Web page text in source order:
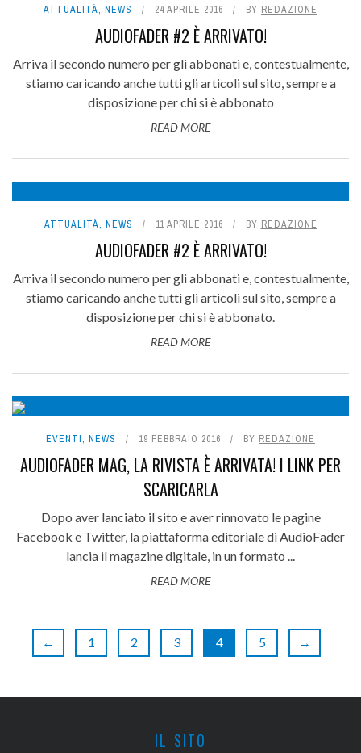
ATTUALITÀ, NEWS 24 APRILE 2016 BY REDAZIONE
AUDIOFADER #2 È ARRIVATO!
Arriva il secondo numero per gli abbonati e, contestualmente,
stiamo caricando anche tutti gli articoli sul sito, sempre a
disposizione per chi si è abbonato
READ MORE
ATTUALITÀ, NEWS 11 APRILE 2016 BY REDAZIONE
AUDIOFADER #2 È ARRIVATO!
Arriva il secondo numero per gli abbonati e, contestualmente,
stiamo caricando anche tutti gli articoli sul sito, sempre a
disposizione per chi si è abbonato.
READ MORE
EVENTI, NEWS 19 FEBBRAIO 2016 BY REDAZIONE
AUDIOFADER MAG, LA RIVISTA È ARRIVATA! I LINK PER
SCARICARLA
Dopo aver lanciato il sito e aver rinnovato le pagine
Facebook e Twitter, la piattaforma editoriale di AudioFader
lancia il magazine digitale, in un formato ...
READ MORE
← 1 2 3 4 5 →
IL SITO